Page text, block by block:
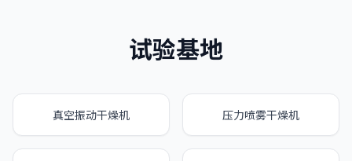
试验基地
真空振动干燥机 压力喷雾干燥机